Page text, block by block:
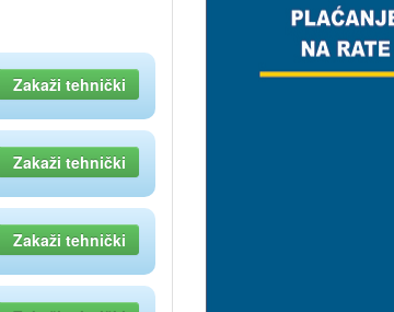
Zakaži tehnički
Zakaži tehnički
Zakaži tehnički